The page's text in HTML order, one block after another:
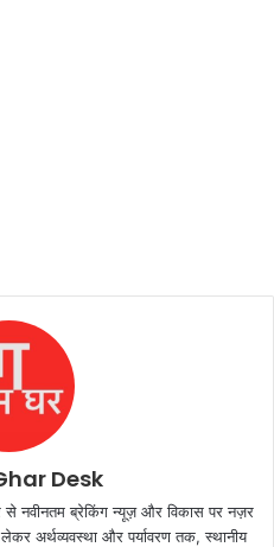
Desk
नवीनतम ब्रेकिंग न्यूज़ और विकास पर नज़र
अर्थव्यवस्था और पर्यावरण तक, स्थानीय